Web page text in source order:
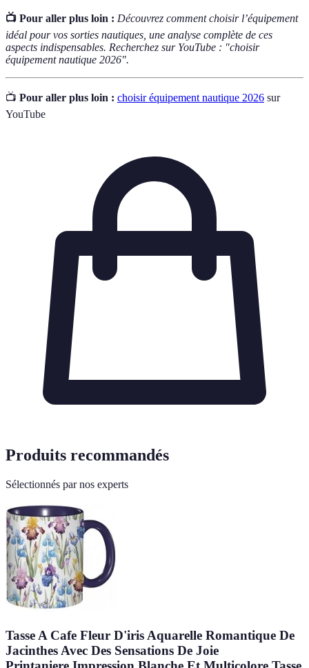
📺 Pour aller plus loin : Découvrez comment choisir l’équipement
idéal pour vos sorties nautiques, une analyse complète de ces
aspects indispensables. Recherchez sur YouTube : "choisir
équipement nautique 2026".
📺 Pour aller plus loin : choisir équipement nautique 2026 sur
YouTube
Produits recommandés
Sélectionnés par nos experts
Tasse A Cafe Fleur D'iris Aquarelle Romantique De
Jacinthes Avec Des Sensations De Joie